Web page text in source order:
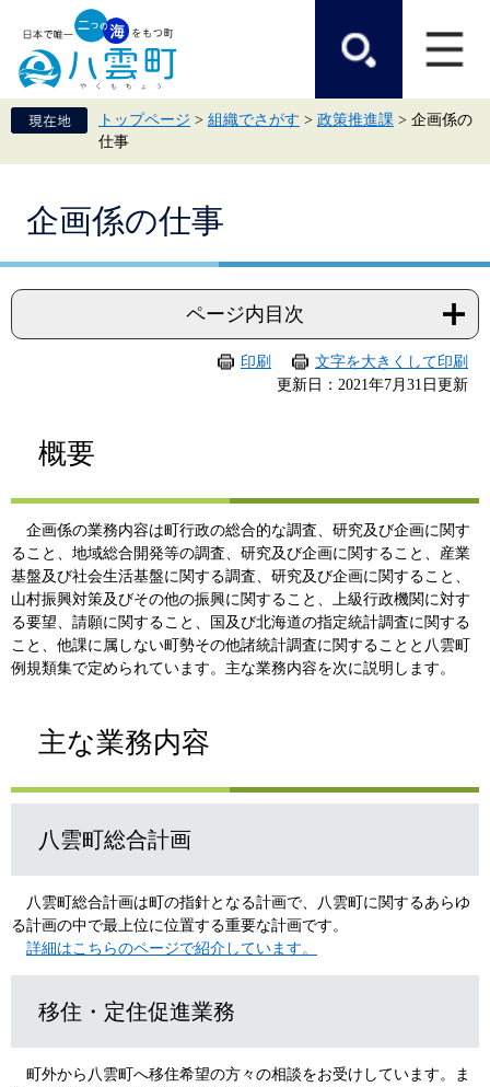
頭
で
飛
ば
て
トップページ > 組織でさがす > 政策推進課 > 企画係の
仕事
企画係の仕事
ページ内目次
印刷
文字を大きくして印刷
更新日：2021年7月31日更新
概要
企画係の業務内容は町行政の総合的な調査、研究及び企画に関す
ること、地域総合開発等の調査、研究及び企画に関すること、産業
基盤及び社会生活基盤に関する調査、研究及び企画に関すること、
山村振興対策及びその他の振興に関すること、上級行政機関に対す
る要望、請願に関すること、国及び北海道の指定統計調査に関する
こと、他課に属しない町勢その他諸統計調査に関することと八雲町
例規類集で定められています。主な業務内容を次に説明します。
主な業務内容
八雲町総合計画
八雲町総合計画は町の指針となる計画で、八雲町に関するあらゆ
る計画の中で最上位に位置する重要な計画です。
詳細はこちらのページで紹介しています。
移住・定住促進業務
町外から八雲町へ移住希望の方々の相談をお受けしています。ま